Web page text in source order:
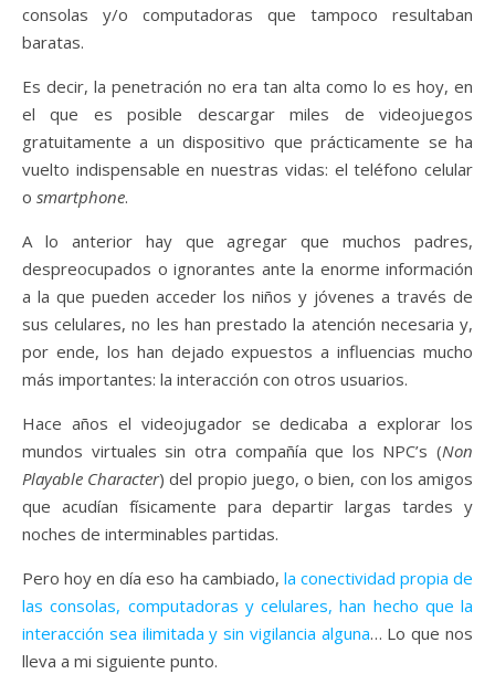
consolas y/o computadoras que tampoco resultaban
baratas.
Es decir, la penetración no era tan alta como lo es hoy, en
el que es posible descargar miles de videojuegos
gratuitamente a un dispositivo que prácticamente se ha
vuelto indispensable en nuestras vidas: el teléfono celular
o smartphone.
A lo anterior hay que agregar que muchos padres,
despreocupados o ignorantes ante la enorme información
a la que pueden acceder los niños y jóvenes a través de
sus celulares, no les han prestado la atención necesaria y,
por ende, los han dejado expuestos a influencias mucho
más importantes: la interacción con otros usuarios.
Hace años el videojugador se dedicaba a explorar los
mundos virtuales sin otra compañía que los NPC’s (Non
Playable Character) del propio juego, o bien, con los amigos
que acudían físicamente para departir largas tardes y
noches de interminables partidas.
Pero hoy en día eso ha cambiado, la conectividad propia de
las consolas, computadoras y celulares, han hecho que la
interacción sea ilimitada y sin vigilancia alguna… Lo que nos
lleva a mi siguiente punto.